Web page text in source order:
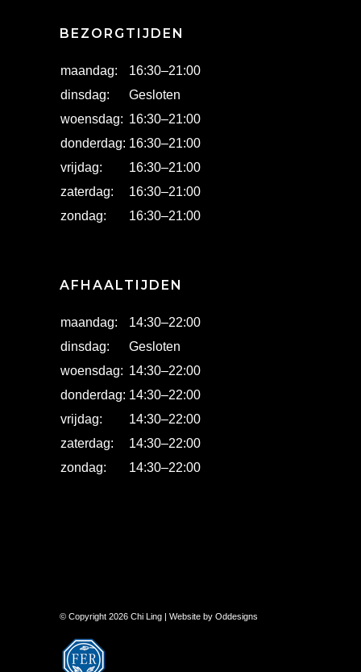
BEZORGTIJDEN
maandag: 16:30–21:00
dinsdag:
Gesloten
woensdag: 16:30–21:00
donderdag: 16:30–21:00
vrijdag:
16:30–21:00
zaterdag:
16:30–21:00
zondag:
16:30–21:00
AFHAALTIJDEN
maandag: 14:30–22:00
dinsdag:
Gesloten
woensdag: 14:30–22:00
donderdag: 14:30–22:00
vrijdag:
14:30–22:00
zaterdag:
14:30–22:00
zondag:
14:30–22:00
© Copyright 2026 Chi Ling | Website by Oddesigns